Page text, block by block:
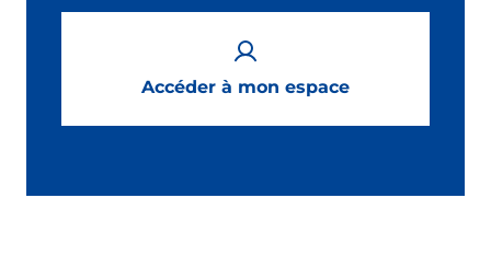
Accéder à mon espace